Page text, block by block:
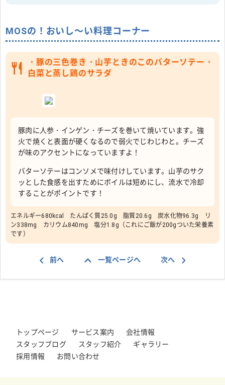
MOSの！おいし～い料理コーナー
・豚の三色巻き・山芋ときのこのバターソテー・
白菜と蒸し鶏のサラダ
豚肉に人参・インゲン・チーズを巻いて焼いています。強
火で焼くと表面が硬くなるので弱火でじわじわと。チーズ
が味のアクセントになっていますよ！
バターソテーはコンソメで味付けしています。山芋のサク
ッとした食感を出すためにボイルは短めにし、流水で冷却
することがポイントです！
エネルギー680kcal たんぱく質25.0g 脂質20.6g 炭水化物96.3g リ
ン338mg カリウム840mg 塩分1.8g（これにご飯が200gついた栄養素
です）
前へ 一覧ページへ 次へ
トップページ サービス案内
会社情報
スタッフブログ
スタッフ紹介
ギャラリー
採用情報
お問い合わせ